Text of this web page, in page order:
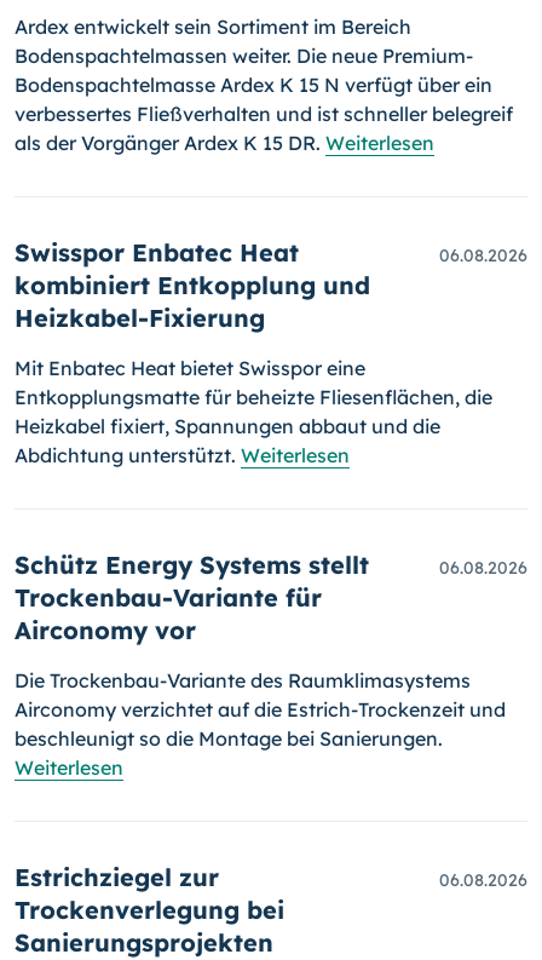
Ardex entwickelt sein Sortiment im Bereich
Bodenspachtelmassen weiter. Die neue Premium-
Bodenspachtelmasse Ardex K 15 N verfügt über ein
verbessertes Fließverhalten und ist schneller belegreif
als der Vorgänger Ardex K 15 DR. Weiterlesen
Swisspor Enbatec Heat
kombiniert Entkopplung und
Heizkabel-Fixierung
06.08.2026
Mit Enbatec Heat bietet Swisspor eine
Entkopplungsmatte für beheizte Fliesenflächen, die
Heizkabel fixiert, Spannungen abbaut und die
Abdichtung unterstützt. Weiterlesen
Schütz Energy Systems stellt
Trockenbau-Variante für
Airconomy vor
06.08.2026
Die Trockenbau-Variante des Raumklimasystems
Airconomy verzichtet auf die Estrich-Trockenzeit und
beschleunigt so die Montage bei Sanierungen.
Weiterlesen
Estrichziegel zur
Trockenverlegung bei
Sanierungsprojekten
06.08.2026